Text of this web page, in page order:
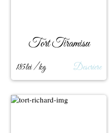
Tort Tiramisu
185lei / kg Descriere